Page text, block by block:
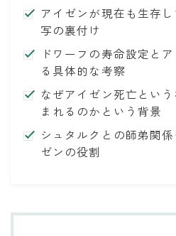
春の嵐とモンスター
アイゼンが現在も生存
写の裏付け
ドワーフの寿命設定と
る具体的な考察
なぜアイゼン死亡とい
まれるのかという背景
シュタルクとの師弟関
ゼンの役割